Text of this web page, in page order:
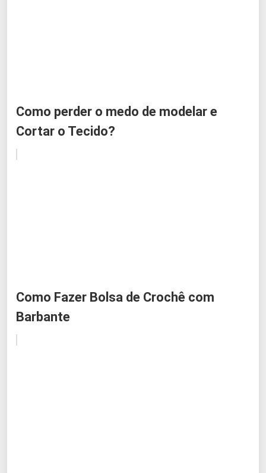
Como perder o medo de modelar e
Cortar o Tecido?
Como Fazer Bolsa de Crochê com
Barbante